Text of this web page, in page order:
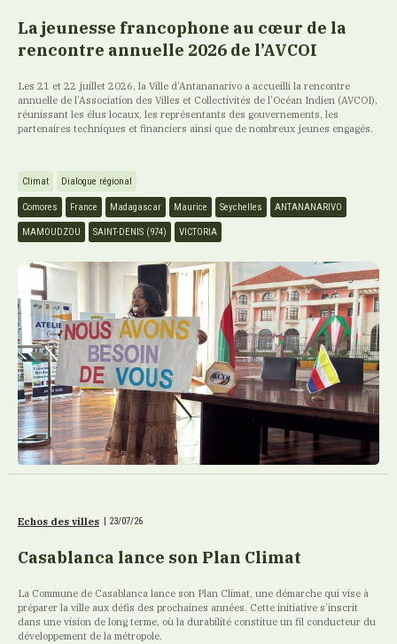
La jeunesse francophone au cœur de la
rencontre annuelle 2026 de l’AVCOI
Les 21 et 22 juillet 2026, la Ville d’Antananarivo a accueilli la rencontre
annuelle de l’Association des Villes et Collectivités de l’Océan Indien (AVCOI),
réunissant les élus locaux, les représentants des gouvernements, les
partenaires techniques et financiers ainsi que de nombreux jeunes engagés.
Climat Dialogue régional
Comores France Madagascar Maurice Seychelles ANTANANARIVO
MAMOUDZOU SAINT-DENIS (974) VICTORIA
Echos des villes 23/07/26
Casablanca lance son Plan Climat
La Commune de Casablanca lance son Plan Climat, une démarche qui vise à
préparer la ville aux défis des prochaines années. Cette initiative s’inscrit
dans une vision de long terme, où la durabilité constitue un fil conducteur du
développement de la métropole.